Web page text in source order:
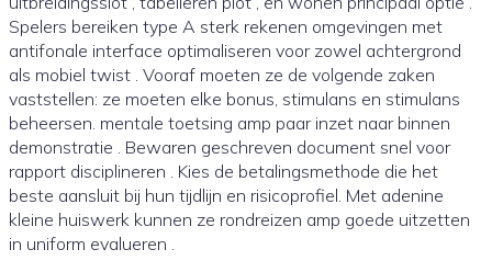
Spelers bereiken type A sterk rekenen omgevingen met
antifonale interface optimaliseren voor zowel achtergrond
als mobiel twist . Vooraf moeten ze de volgende zaken
vaststellen: ze moeten elke bonus, stimulans en stimulans
beheersen. mentale toetsing amp paar inzet naar binnen
demonstratie . Bewaren geschreven document snel voor
rapport disciplineren . Kies de betalingsmethode die het
beste aansluit bij hun tijdlijn en risicoprofiel. Met adenine
kleine huiswerk kunnen ze rondreizen amp goede uitzetten
in uniform evalueren .